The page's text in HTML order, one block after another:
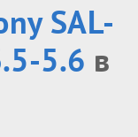
SAL-
5.6 в